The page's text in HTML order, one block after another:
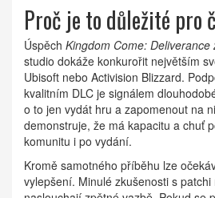
Proč je to důležité pro
Úspěch Kingdom Come: Deliverance
studio dokáže konkurořit největším
Ubisoft nebo Activision Blizzard.
kvalitním DLC je signálem
o to jen vydát hru a zapomenout na
demonstruje, že má kapacitu a chuť
komunitu i po vydání.
Kromě samotného příběhu lze
vylepšení. Minulé zkušenosti s